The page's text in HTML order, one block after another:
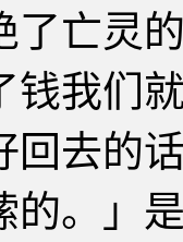
了亡灵
我们就
回去的
的。」